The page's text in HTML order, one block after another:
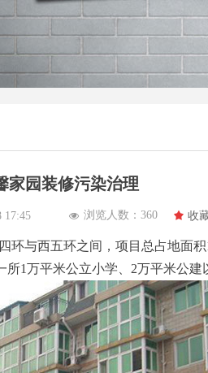
家园装修污染治理
环与西五环之间，项目总占地面
1万平米公立小学、2万平米公建
17:45 넶 浏览人数： 360 끄 收